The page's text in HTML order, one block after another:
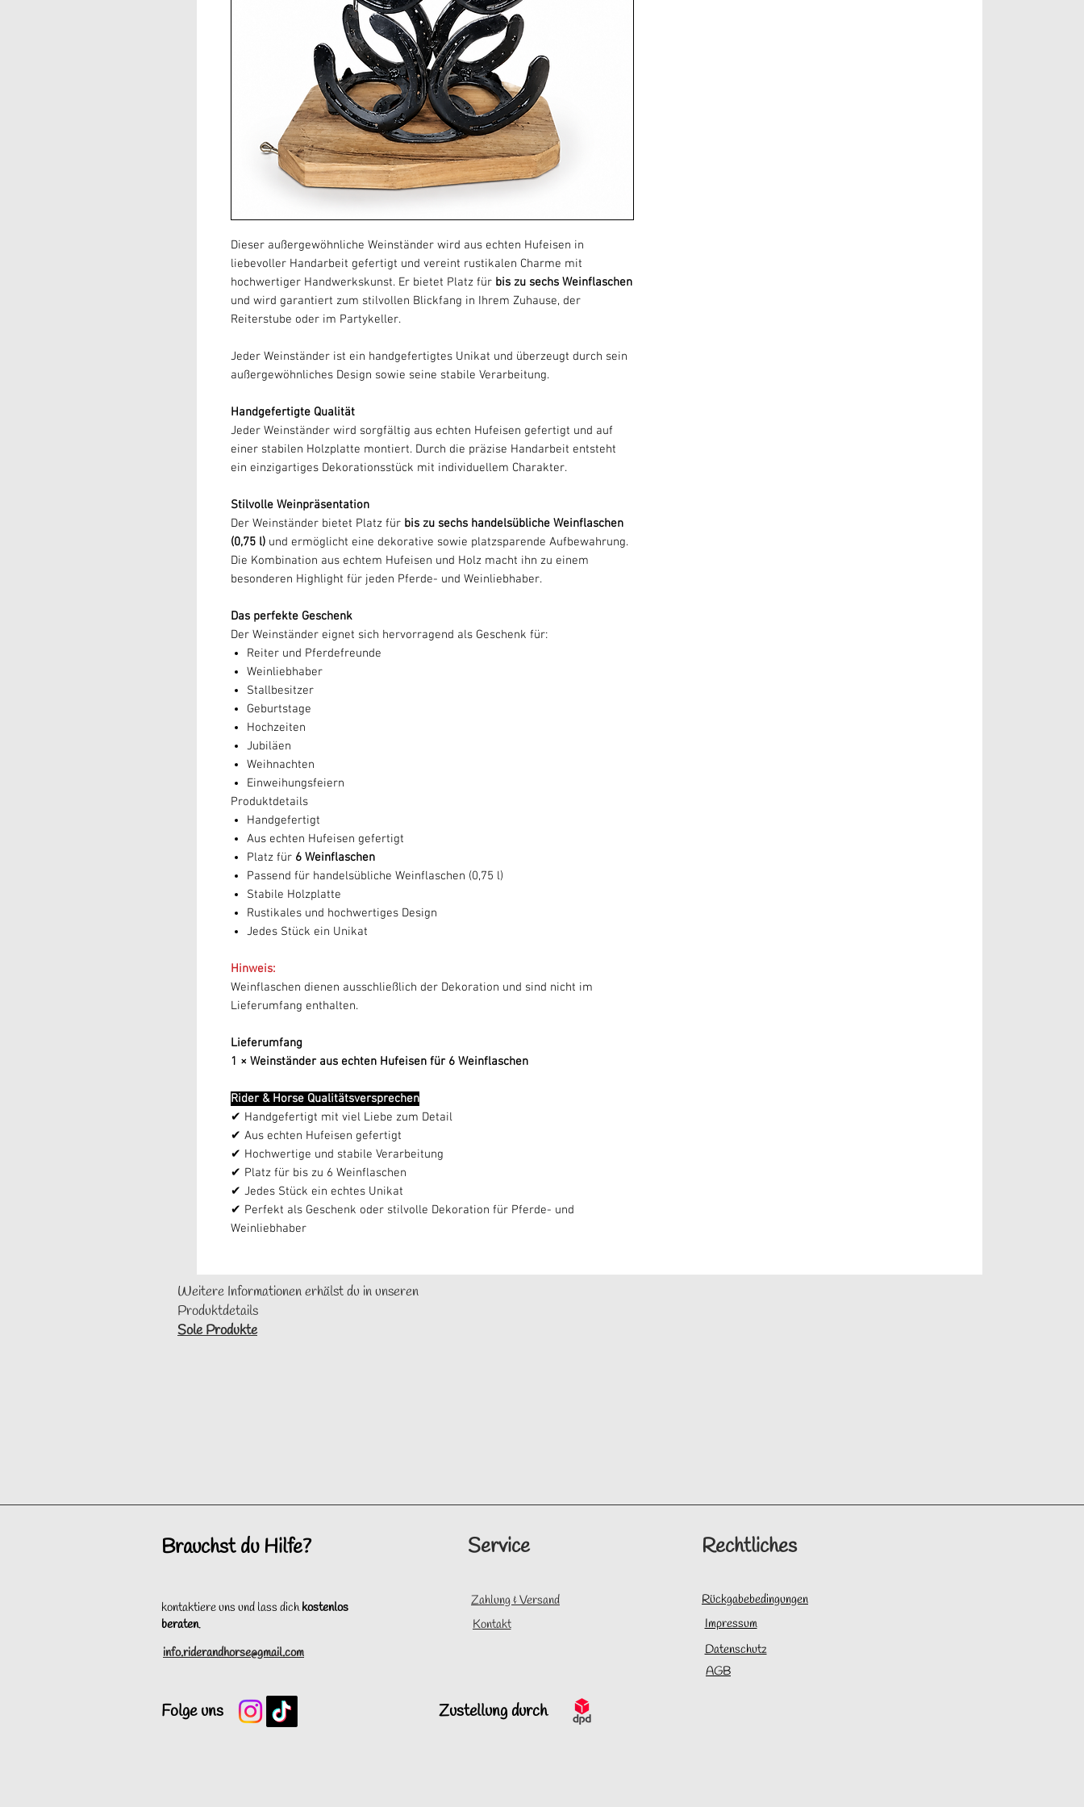
Dieser außergewöhnliche Weinständer wird aus echten Hufeisen in
liebevoller Handarbeit gefertigt und vereint rustikalen Charme mit
hochwertiger Handwerkskunst. Er bietet Platz für bis zu sechs Weinflaschen
und wird garantiert zum stilvollen Blickfang in Ihrem Zuhause, der
Reiterstube oder im Partykeller.
Jeder Weinständer ist ein handgefertigtes Unikat und überzeugt durch sein
außergewöhnliches Design sowie seine stabile Verarbeitung.
Handgefertigte Qualität
Jeder Weinständer wird sorgfältig aus echten Hufeisen gefertigt und auf
einer stabilen Holzplatte montiert. Durch die präzise Handarbeit entsteht
ein einzigartiges Dekorationsstück mit individuellem Charakter.
Stilvolle Weinpräsentation
Der Weinständer bietet Platz für bis zu sechs handelsübliche Weinflaschen
(0,75 l) und ermöglicht eine dekorative sowie platzsparende Aufbewahrung.
Die Kombination aus echtem Hufeisen und Holz macht ihn zu einem
besonderen Highlight für jeden Pferde- und Weinliebhaber.
Das perfekte Geschenk
Der Weinständer eignet sich hervorragend als Geschenk für:
Reiter und Pferdefreunde
Weinliebhaber
Stallbesitzer
Geburtstage
Hochzeiten
Jubiläen
Weihnachten
Einweihungsfeiern
Produktdetails
Handgefertigt
Aus echten Hufeisen gefertigt
Platz für 6 Weinflaschen
Passend für handelsübliche Weinflaschen (0,75 l)
Stabile Holzplatte
Rustikales und hochwertiges Design
Jedes Stück ein Unikat
Hinweis:
Weinflaschen dienen ausschließlich der Dekoration und sind nicht im
Lieferumfang enthalten.
Lieferumfang
1 × Weinständer aus echten Hufeisen für 6 Weinflaschen
Rider & Horse Qualitätsversprechen
✔ Handgefertigt mit viel Liebe zum Detail
✔ Aus echten Hufeisen gefertigt
✔ Hochwertige und stabile Verarbeitung
✔ Platz für bis zu 6 Weinflaschen
✔ Jedes Stück ein echtes Unikat
✔ Perfekt als Geschenk oder stilvolle Dekoration für Pferde- und
Weinliebhaber
Weitere Informationen erhälst du in unseren
Produktdetails
Sole Produkte
Brauchst du Hilfe? Service Rechtliches
kontaktiere uns und lass dichkostenlos
beraten.
Zahlung & Versand
Kontakt
info.riderandhorse@gmail.com
Rückgabebedingungen
Impressum
Datenschutz
AGB
Folge uns Zustellung durch